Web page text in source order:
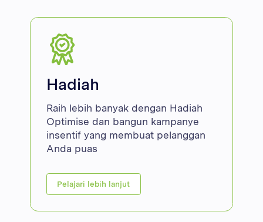
Hadiah
Raih lebih banyak dengan Hadiah
Optimise dan bangun kampanye
insentif yang membuat pelanggan
Anda puas
Pelajari lebih lanjut